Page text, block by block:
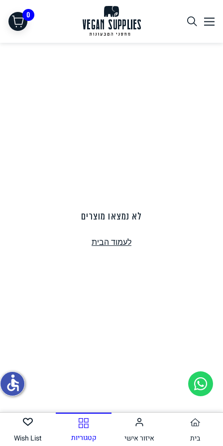
0
תחליפי ביצה
לא נמצאו מוצרים
לעמוד הבית
בית איזור אישי קטגוריות Wish List
accessible